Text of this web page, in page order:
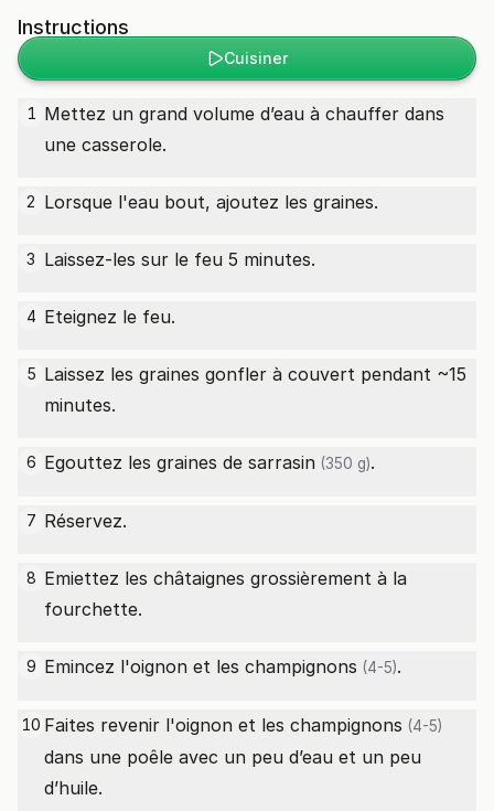
Instructions
Cuisiner
1 Mettez un grand volume d’eau à chauffer dans
une casserole.
2 Lorsque l'eau bout, ajoutez les graines.
3 Laissez-les sur le feu 5 minutes.
4 Eteignez le feu.
5 Laissez les graines gonfler à couvert pendant ~15
minutes.
6 Egouttez les graines de sarrasin (350 g).
7 Réservez.
8 Emiettez les châtaignes grossièrement à la
fourchette.
9 Emincez l'oignon et les champignons (4-5).
10 Faites revenir l'oignon et les champignons (4-5)
dans une poêle avec un peu d’eau et un peu
d’huile.